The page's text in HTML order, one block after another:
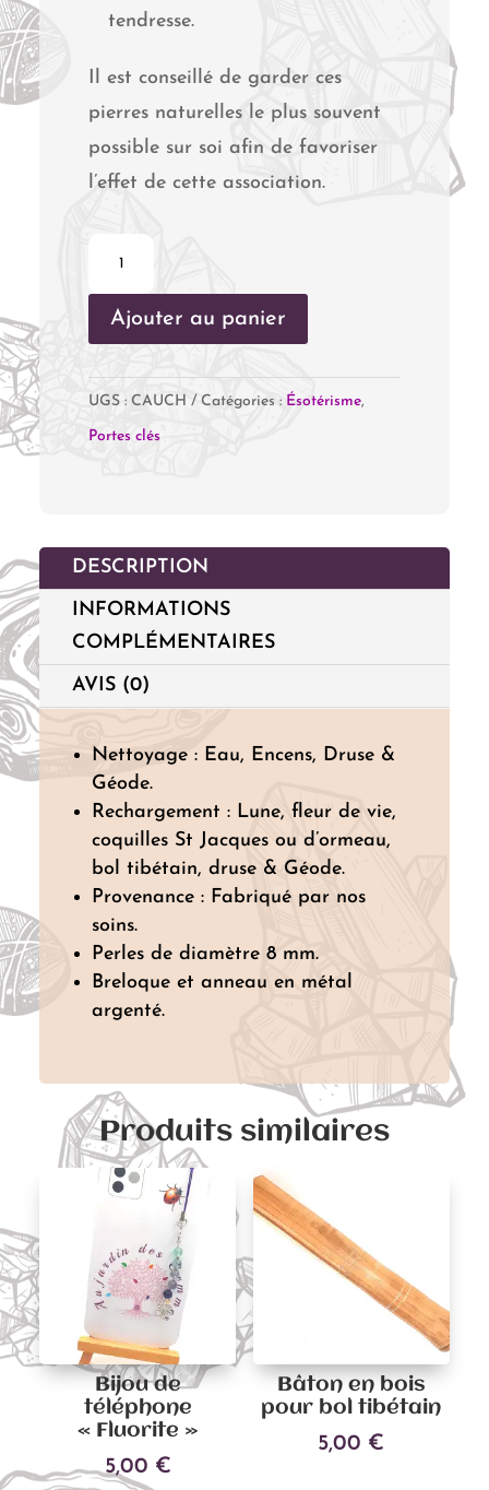
tendresse.
Il est conseillé de garder ces
pierres naturelles le plus souvent
possible sur soi afin de favoriser
l’effet de cette association.
Anti
-
Sommeil
Ajouter au panier
UGS : CAUCH Catégories : Ésotérisme,
Portes clés
DESCRIPTION
INFORMATIONS
COMPLÉMENTAIRES
AVIS (0)
Nettoyage : Eau, Encens, Druse &
Géode.
Rechargement : Lune, fleur de vie,
coquilles St Jacques ou d’ormeau,
bol tibétain, druse & Géode.
Provenance : Fabriqué par nos
soins.
Perles de diamètre 8 mm.
Breloque et anneau en métal
argenté.
Produits similaires
Bijou de
téléphone
« Fluorite »
5,00 €
Bâton en bois
pour bol tibétain
5,00 €